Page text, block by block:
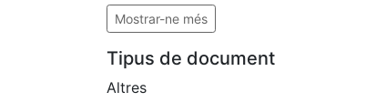
Mostrar-ne més
Tipus de document
Altres